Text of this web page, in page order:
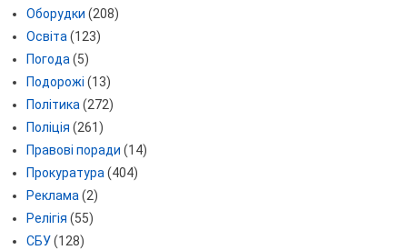
Оборудки (208)
Освіта(123)
Погода(5)
Подорожі (13)
Політика(272)
Поліція (261)
Правові поради (14)
Прокуратура(404)
Реклама(2)
Релігія (55)
СБУ(128)